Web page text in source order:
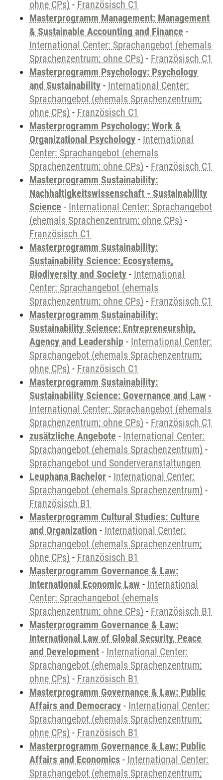
ohne CPs) - Französisch C1
Masterprogramm Management: Management
& Sustainable Accounting and Finance -
International Center: Sprachangebot (ehemals
Sprachenzentrum; ohne CPs) - Französisch C1
Masterprogramm Psychology: Psychology
and Sustainability - International Center:
Sprachangebot (ehemals Sprachenzentrum;
ohne CPs) - Französisch C1
Masterprogramm Psychology: Work &
Organizational Psychology - International
Center: Sprachangebot (ehemals
Sprachenzentrum; ohne CPs) - Französisch C1
Masterprogramm Sustainability:
Nachhaltigkeitswissenschaft - Sustainability
Science - International Center: Sprachangebot
(ehemals Sprachenzentrum; ohne CPs) -
Französisch C1
Masterprogramm Sustainability:
Sustainability Science: Ecosystems,
Biodiversity and Society - International
Center: Sprachangebot (ehemals
Sprachenzentrum; ohne CPs) - Französisch C1
Masterprogramm Sustainability:
Sustainability Science: Entrepreneurship,
Agency and Leadership - International Center:
Sprachangebot (ehemals Sprachenzentrum;
ohne CPs) - Französisch C1
Masterprogramm Sustainability:
Sustainability Science: Governance and Law -
International Center: Sprachangebot (ehemals
Sprachenzentrum; ohne CPs) - Französisch C1
zusätzliche Angebote - International Center:
Sprachangebot (ehemals Sprachenzentrum) -
Sprachangebot und Sonderveranstaltungen
Leuphana Bachelor - International Center:
Sprachangebot (ehemals Sprachenzentrum) -
Französisch B1
Masterprogramm Cultural Studies: Culture
and Organization - International Center:
Sprachangebot (ehemals Sprachenzentrum;
ohne CPs) - Französisch B1
Masterprogramm Governance & Law:
International Economic Law - International
Center: Sprachangebot (ehemals
Sprachenzentrum; ohne CPs) - Französisch B1
Masterprogramm Governance & Law:
International Law of Global Security, Peace
and Development - International Center:
Sprachangebot (ehemals Sprachenzentrum;
ohne CPs) - Französisch B1
Masterprogramm Governance & Law: Public
Affairs and Democracy - International Center:
Sprachangebot (ehemals Sprachenzentrum;
ohne CPs) - Französisch B1
Masterprogramm Governance & Law: Public
Affairs and Economics - International Center:
Sprachangebot (ehemals Sprachenzentrum;